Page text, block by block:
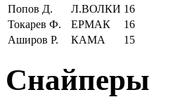
Попов Д.
Л.ВОЛКИ 16
Токарев Ф.
ЕРМАК
16
Аширов Р.
КАМА 15
Снайперы